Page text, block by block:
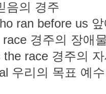
음의 경주
ran before us
경주의 장애
race 경주의
우리의 목표 예